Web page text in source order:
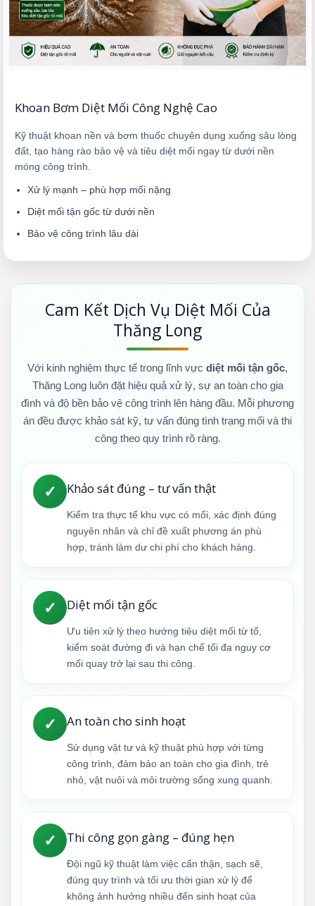
Khoan Bơm Diệt Mối Công Nghệ Cao
Kỹ thuật khoan nền và bơm thuốc chuyên dụng xuống sâu lòng
đất, tạo hàng rào bảo vệ và tiêu diệt mối ngay từ dưới nền
móng công trình.
Xử lý mạnh – phù hợp mối nặng
Diệt mối tận gốc từ dưới nền
Bảo vệ công trình lâu dài
Cam Kết Dịch Vụ Diệt Mối Của
Thăng Long
Với kinh nghiệm thực tế trong lĩnh vực diệt mối tận gốc,
Thăng Long luôn đặt hiệu quả xử lý, sự an toàn cho gia
đình và độ bền bảo vệ công trình lên hàng đầu. Mỗi phương
án đều được khảo sát kỹ, tư vấn đúng tình trạng mối và thi
công theo quy trình rõ ràng.
✓ Khảo sát đúng – tư vấn thật
Kiểm tra thực tế khu vực có mối, xác định đúng
nguyên nhân và chỉ đề xuất phương án phù
hợp, tránh làm dư chi phí cho khách hàng.
✓ Diệt mối tận gốc
Ưu tiên xử lý theo hướng tiêu diệt mối từ tổ,
kiểm soát đường đi và hạn chế tối đa nguy cơ
mối quay trở lại sau thi công.
✓ An toàn cho sinh hoạt
Sử dụng vật tư và kỹ thuật phù hợp với từng
công trình, đảm bảo an toàn cho gia đình, trẻ
nhỏ, vật nuôi và môi trường sống xung quanh.
✓ Thi công gọn gàng – đúng hẹn
Đội ngũ kỹ thuật làm việc cẩn thận, sạch sẽ,
đúng quy trình và tối ưu thời gian xử lý để
không ảnh hưởng nhiều đến sinh hoạt của